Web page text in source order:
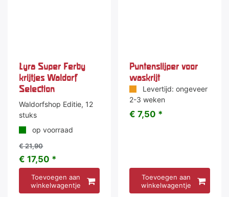
Lyra Super Ferby
krijtjes Waldorf
Selection
Waldorfshop Editie, 12
stuks
op voorraad
€ 21,90
€ 17,50 *
Toevoegen aan
winkelwagentje
Puntenslijper voor
waskrijt
Levertijd: ongeveer
2-3 weken
€ 7,50 *
Toevoegen aan
winkelwagentje